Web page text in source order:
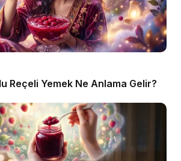
Reçeli Yemek Ne Anlama Gelir?